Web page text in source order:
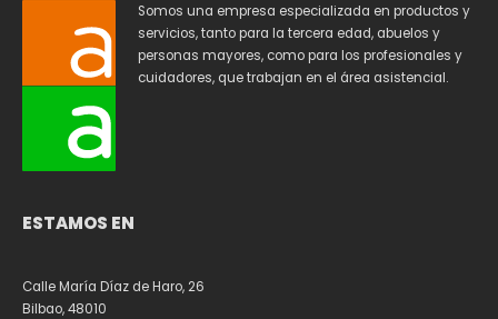
Somos una empresa especializada en productos y
servicios, tanto para la tercera edad, abuelos y
personas mayores, como para los profesionales y
cuidadores, que trabajan en el área asistencial.
ESTAMOS EN
Calle María Díaz de Haro, 26
Bilbao, 48010